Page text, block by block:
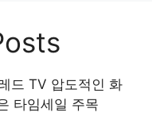
드 TV 압도적인 화
타임세일 주목